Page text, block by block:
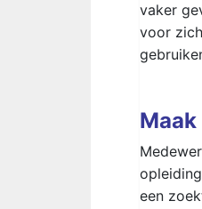
vaker
voor
een